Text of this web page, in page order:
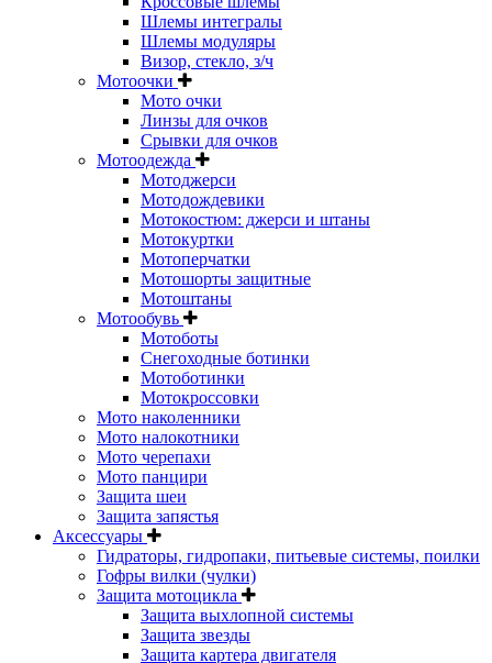
Шлемы интегралы
Шлемы модуляры
Визор, стекло, з/ч
Мотоочки
Мото очки
Линзы для очков
Срывки для очков
Мотоодежда
Мотоджерси
Мотодождевики
Мотокостюм: джерси и штаны
Мотокуртки
Мотоперчатки
Мотошорты защитные
Мотоштаны
Мотообувь
Мотоботы
Снегоходные ботинки
Мотоботинки
Мотокроссовки
Мото наколенники
Мото налокотники
Мото черепахи
Мото панцири
Защита шеи
Защита запястья
Аксессуары
Гидраторы, гидропаки, питьевые системы, поилки
Гофры вилки (чулки)
Защита мотоцикла
Защита выхлопной системы
Защита звезды
Защита картера двигателя